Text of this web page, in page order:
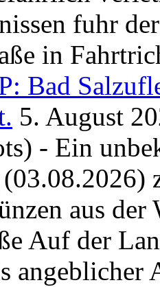
fuhr
in
Bad
5. August
- Ein
aus der
Auf der
angeblicher